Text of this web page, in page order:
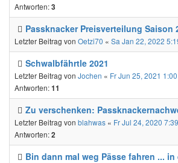
Antworten:3
Passknacker Preisverteilung Saison
Letzter Beitrag von Oetzi70 « Sa Jan 22, 2022
Schwalbfährtle 2021
Letzter Beitrag von Jochen « Fr Jun 25, 2021
Antworten:11
Zu verschenken:
Letzter Beitrag von blahwas « Fr Jul 24, 2020
Antworten:2
Bin dann mal weg Pässe fahren ...